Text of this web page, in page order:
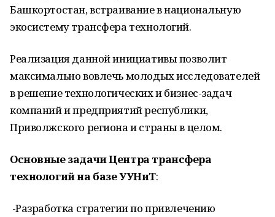
Башкортостан, встраивание в национальную
экосистему трансфера технологий.
Реализация данной инициативы позволит
максимально вовлечь молодых исследователей
в решение технологических и бизнес-задач
компаний и предприятий республики,
Приволжского региона и страны в целом.
Основные задачи Центра трансфера
технологий на базе УУНиТ:
-Разработка стратегии по привлечению